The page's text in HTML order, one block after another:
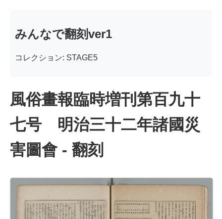
みんなで翻刻ver1
コレクション: STAGE5
風俗畫報臨時増刊第百九十
七号 明治三十二年諸國災
害圖會 - 翻刻